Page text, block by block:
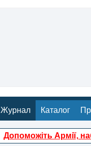
Журнал Каталог
Допоможіть Армії,